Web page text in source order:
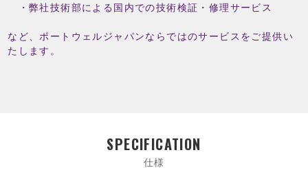
・弊社技術部による国内での技術検証・修理サービス
など、ポートウェルジャパンならではのサービスをご提供い
たします。
SPECIFICATION
仕様